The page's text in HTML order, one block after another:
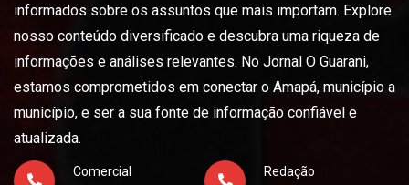
informados sobre os assuntos que mais importam. Explore
nosso conteúdo diversificado e descubra uma riqueza de
informações e análises relevantes. No Jornal O Guarani,
estamos comprometidos em conectar o Amapá, município a
município, e ser a sua fonte de informação confiável e
atualizada.
Comercial Redação